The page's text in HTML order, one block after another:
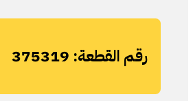
رقم القطعة: 375319